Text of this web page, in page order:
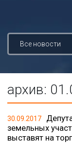
Все новости
архив:
30.09.2017
земельных
выставят на